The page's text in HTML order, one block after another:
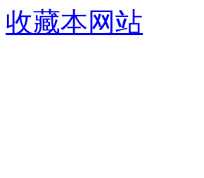
收藏本网站